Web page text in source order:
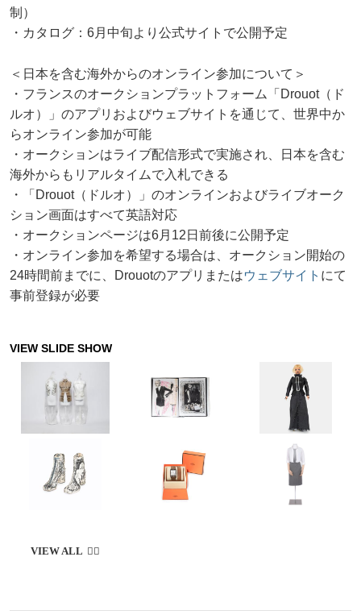
制）
・カタログ：6月中旬より公式サイトで公開予定
＜日本を含む海外からのオンライン参加について＞
・フランスのオークションプラットフォーム「Drouot（ド
ルオ）」のアプリおよびウェブサイトを通じて、世界中か
らオンライン参加が可能
・オークションはライブ配信形式で実施され、日本を含む
海外からもリアルタイムで入札できる
・「Drouot（ドルオ）」のオンラインおよびライブオーク
ション画面はすべて英語対応
・オークションページは6月12日前後に公開予定
・オンライン参加を希望する場合は、オークション開始の
24時間前までに、Drouotのアプリまたはウェブサイト にて
事前登録が必要